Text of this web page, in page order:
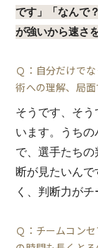
です」「なんで
が強いから速さ
Ｑ：自分だけで
術への理解、局
そうです、そ
います。うち
で、選手たち
断が見たいん
く、判断力が
Ｑ：チームコン